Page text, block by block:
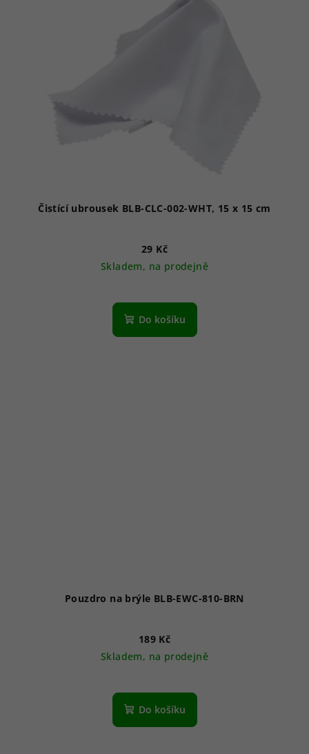
Čistící ubrousek BLB-CLC-002-WHT, 15 x 15 cm
29 Kč
Skladem, na prodejně
Do košíku
Pouzdro na brýle BLB-EWC-810-BRN
189 Kč
Skladem, na prodejně
Do košíku